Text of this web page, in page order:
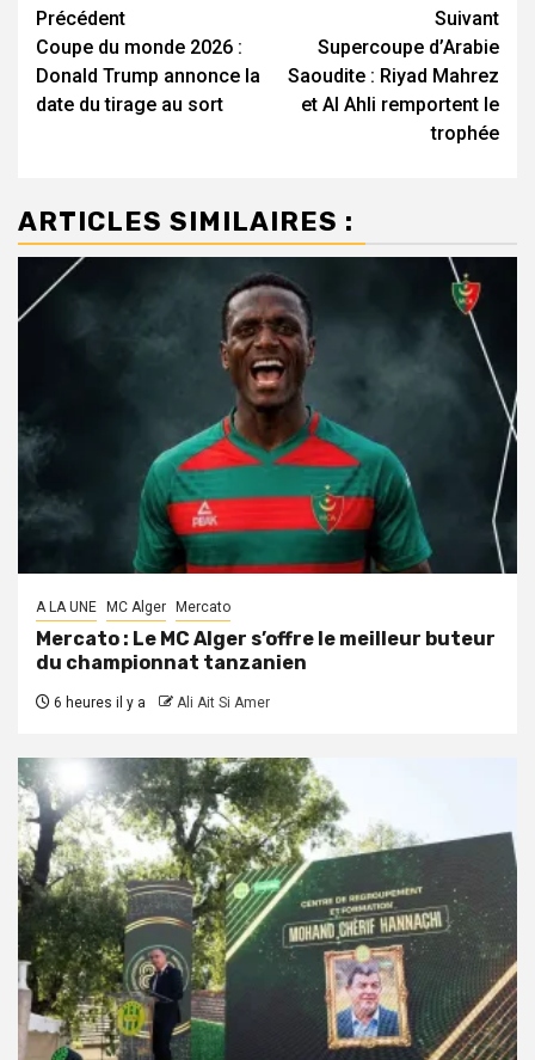
Navigation
d’article
Précédent
Coupe du monde 2026 :
Donald Trump annonce la
date du tirage au sort
Suivant
Supercoupe d’Arabie
Saoudite : Riyad Mahrez
et Al Ahli remportent le
trophée
ARTICLES SIMILAIRES :
A LA UNE MC Alger Mercato
Mercato : Le MC Alger s’offre le meilleur buteur
du championnat tanzanien
6 heures il y a Ali Ait Si Amer